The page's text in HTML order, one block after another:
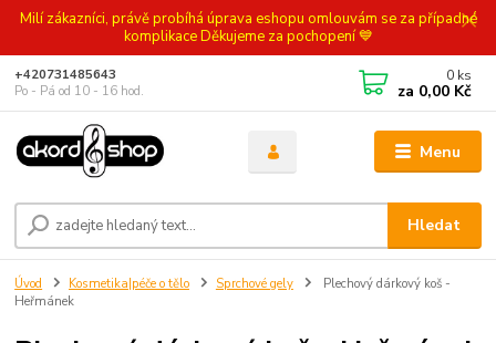
Milí zákazníci, právě probíhá úprava eshopu omlouvám se za případné
komplikace Děkujeme za pochopení 💙
Menu
Hledat
+420731485643
Po - Pá od 10 - 16 hod.
0 ks
za 0,00 Kč
Úvod Kosmetika|péče o tělo Sprchové gely
Plechový dárkový koš -
Heřmánek